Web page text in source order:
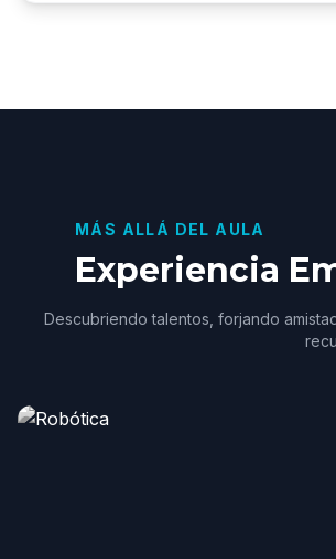
MÁS ALLÁ DEL AULA
Experiencia
Descubriendo talentos, forjando